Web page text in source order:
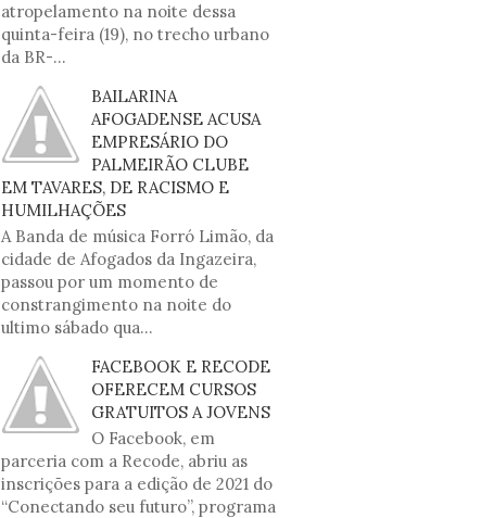
atropelamento na noite dessa
quinta-feira (19), no trecho urbano
da BR-...
BAILARINA
AFOGADENSE ACUSA
EMPRESÁRIO DO
PALMEIRÃO CLUBE
EM TAVARES, DE RACISMO E
HUMILHAÇÕES
A Banda de música Forró Limão, da
cidade de Afogados da Ingazeira,
passou por um momento de
constrangimento na noite do
ultimo sábado qua...
FACEBOOK E RECODE
OFERECEM CURSOS
GRATUITOS A JOVENS
O Facebook, em
parceria com a Recode, abriu as
inscrições para a edição de 2021 do
“Conectando seu futuro”, programa